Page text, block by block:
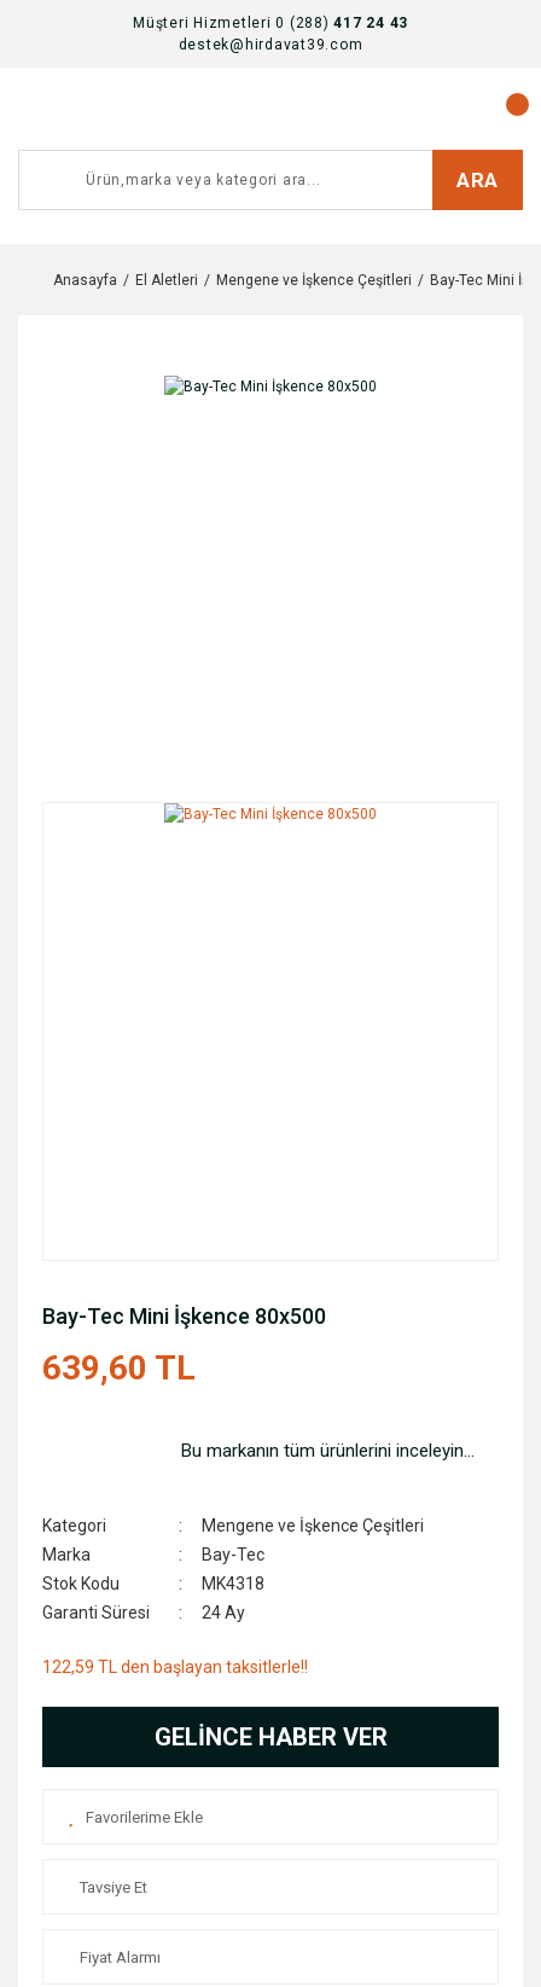
Müşteri Hizmetleri 0 (288)417 24 43
destek@hirdavat39.com
ARA
Anasayfa El Aletleri Mengene ve İşkence Çeşitleri Bay-Tec Mini
Bay-Tec Mini İşkence 80x500
639,60 TL
Bu markanın tüm ürünlerini inceleyin...
Kategori
Mengene ve İşkence Çeşitleri
Marka
Bay-Tec
Stok Kodu
MK4318
Garanti Süresi
24 Ay
122,59 TL den başlayan taksitlerle!!
GELİNCE HABER VER
Tavsiye Et
Fiyat Alarmı